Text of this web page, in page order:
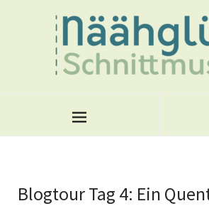
Blogtour Tag 4: Ein